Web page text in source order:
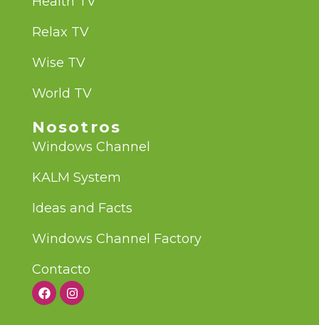
Relax TV
Wise TV
World TV
Nosotros
Windows Channel
KALM System
Ideas and Facts
Windows Channel Factory
Contacto